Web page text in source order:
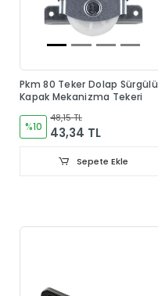
Pkm 80 Teker Dolap Sürgülü
Kapak Mekanizma Tekeri
%10
48,15 TL
43,34 TL
Sepete Ekle